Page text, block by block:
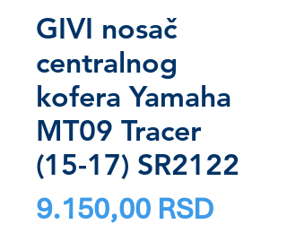
GIVI nosač
centralnog
kofera Yamaha
MT09 Tracer
(15-17) SR2122
9.150,00 RSDPrice